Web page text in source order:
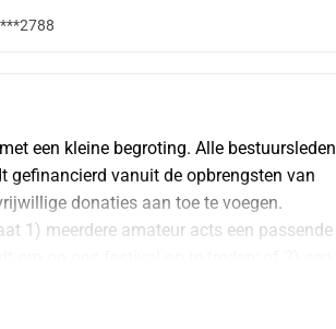
een kleine begroting. Alle bestuursleden
gefinancierd vanuit de opbrengsten van
donaties aan toe te voegen.
1) meerdere amateur acts een passende
41e LEEFfestival.